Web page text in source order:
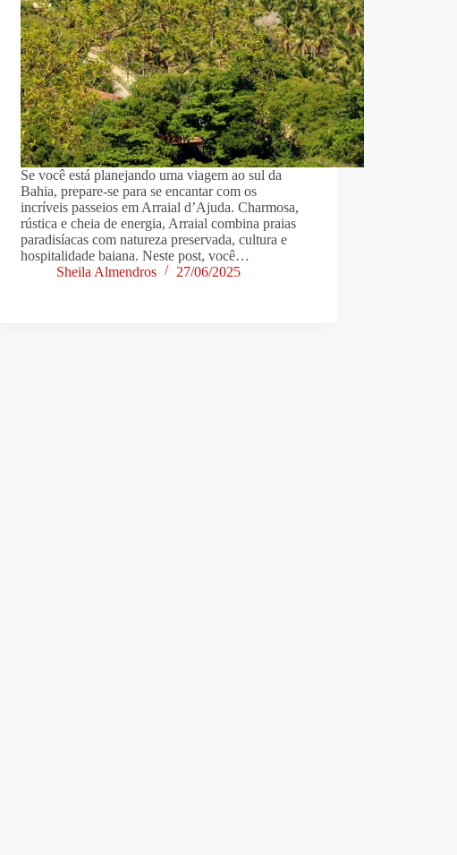
Se você está planejando uma viagem ao sul da
Bahia, prepare-se para se encantar com os
incríveis passeios em Arraial d’Ajuda. Charmosa,
rústica e cheia de energia, Arraial combina praias
paradisíacas com natureza preservada, cultura e
hospitalidade baiana. Neste post, você…
Sheila Almendros
27/06/2025